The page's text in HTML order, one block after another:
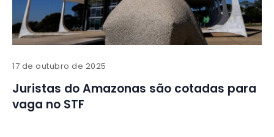
17 de outubro de 2025
Juristas do Amazonas são cotadas para
vaga no STF